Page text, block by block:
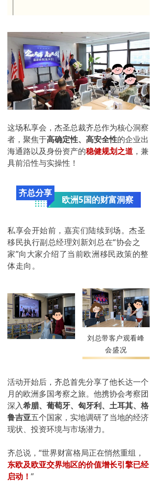
这场私享会，杰圣总裁齐总作为核心洞察
者，聚焦于高确定性、高安全性的企业出
海通路以及身份资产的稳健规划之道 ，兼
具前沿性与实操性！
齐总分享
欧洲5国的财富洞察
私享会开始前，嘉宾们陆续到场。杰圣
移民执行副总经理刘新刘总在“协会之
家”向大家介绍了当前欧洲移民政策的整
体走向。
刘总带客户观看峰
会盛况
活动开始后， 齐总首先分享了他长达一个
月的欧洲多国考察之旅。他携协会考察团
深入希腊、葡萄牙、匈牙利、土耳其、格
鲁吉亚五个国家，实地调研了当地的经济
现状、投资环境与市场潜力。
齐总说，“世界财富格局正在悄然重组，
东欧及欧亚交界地区的价值增长引擎已经
启动！ ”